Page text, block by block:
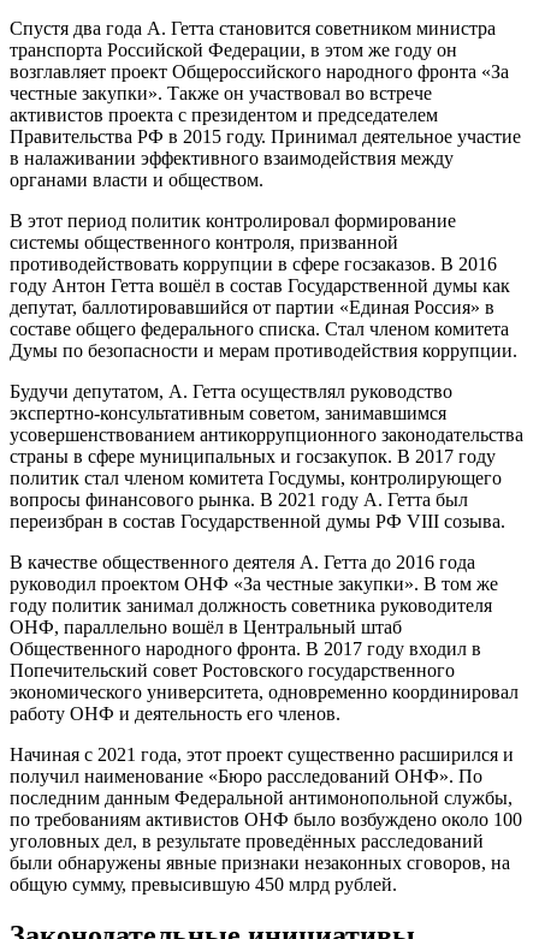
Спустя два года А. Гетта становится советником министра
транспорта Российской Федерации, в этом же году он
возглавляет проект Общероссийского народного фронта «За
честные закупки». Также он участвовал во встрече
активистов проекта с президентом и председателем
Правительства РФ в 2015 году. Принимал деятельное участие
в налаживании эффективного взаимодействия между
органами власти и обществом.
В этот период политик контролировал формирование
системы общественного контроля, призванной
противодействовать коррупции в сфере госзаказов. В 2016
году Антон Гетта вошёл в состав Государственной думы как
депутат, баллотировавшийся от партии «Единая Россия» в
составе общего федерального списка. Стал членом комитета
Думы по безопасности и мерам противодействия коррупции.
Будучи депутатом, А. Гетта осуществлял руководство
экспертно-консультативным советом, занимавшимся
усовершенствованием антикоррупционного законодательства
страны в сфере муниципальных и госзакупок. В 2017 году
политик стал членом комитета Госдумы, контролирующего
вопросы финансового рынка. В 2021 году А. Гетта был
переизбран в состав Государственной думы РФ VIII созыва.
В качестве общественного деятеля А. Гетта до 2016 года
руководил проектом ОНФ «За честные закупки». В том же
году политик занимал должность советника руководителя
ОНФ, параллельно вошёл в Центральный штаб
Общественного народного фронта. В 2017 году входил в
Попечительский совет Ростовского государственного
экономического университета, одновременно координировал
работу ОНФ и деятельность его членов.
Начиная с 2021 года, этот проект существенно расширился и
получил наименование «Бюро расследований ОНФ». По
последним данным Федеральной антимонопольной службы,
по требованиям активистов ОНФ было возбуждено около 100
уголовных дел, в результате проведённых расследований
были обнаружены явные признаки незаконных сговоров, на
общую сумму, превысившую 450 млрд рублей.